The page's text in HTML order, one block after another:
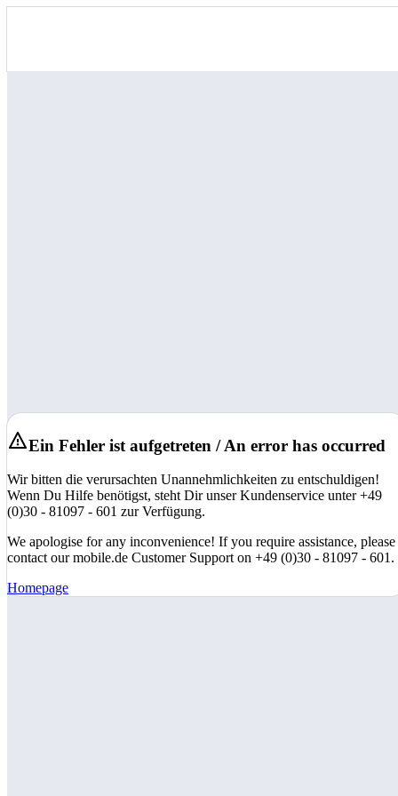
Ein Fehler ist aufgetreten / An error has occurred
Wir bitten die verursachten Unannehmlichkeiten zu entschuldigen!
Wenn Du Hilfe benötigst, steht Dir unser Kundenservice unter +49
(0)30 - 81097 - 601 zur Verfügung.
We apologise for any inconvenience! If you require assistance, please
contact our mobile.de Customer Support on +49 (0)30 - 81097 - 601.
Homepage